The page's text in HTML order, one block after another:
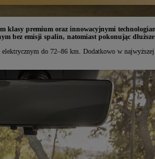
klasy premium oraz innowacyjnymi
bez emisji spalin, natomiast pokonując
do 72–86 km. Dodatkowo w